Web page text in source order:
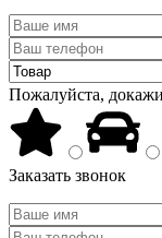
Пожалуйста,
Заказать звонок